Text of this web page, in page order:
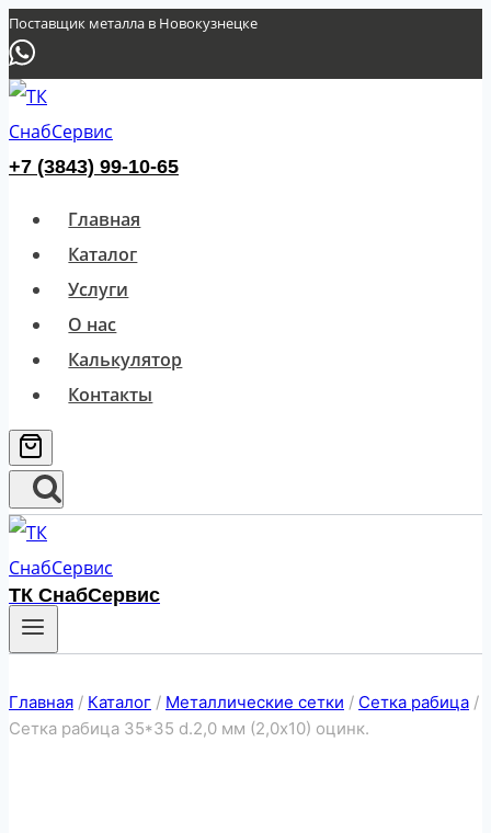
Перейти
к
содержимому
Поставщик металла в Новокузнецке
+7 (3843) 99-10-65
Главная
Каталог
Услуги
О нас
Калькулятор
Контакты
ТК СнабСервис
Главная / Каталог / Металлические сетки / Сетка рабица /
Сетка рабица 35*35 d.2,0 мм (2,0х10) оцинк.